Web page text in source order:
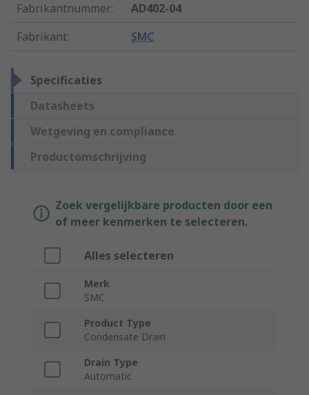
Fabrikantnummer:
AD402-04
Fabrikant: SMC
Specificaties
Datasheets
Wetgeving en compliance
Productomschrijving
Zoek vergelijkbare producten door een
of meer kenmerken te selecteren.
Alles selecteren
Merk
SMC
Product Type
Condensate Drain
Drain Type
Automatic